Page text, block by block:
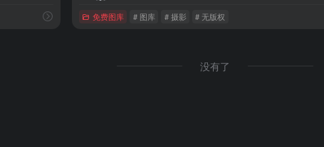
免费图库 # 图库 # 摄影 # 无版权
没有了